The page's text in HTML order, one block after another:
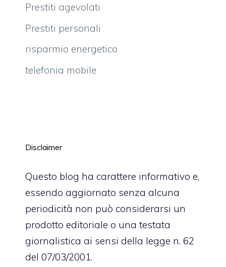
Prestiti agevolati
Prestiti personali
risparmio energetico
telefonia mobile
Disclaimer
Questo blog ha carattere informativo e,
essendo aggiornato senza alcuna
periodicità non può considerarsi un
prodotto editoriale o una testata
giornalistica ai sensi della legge n. 62
del 07/03/2001.